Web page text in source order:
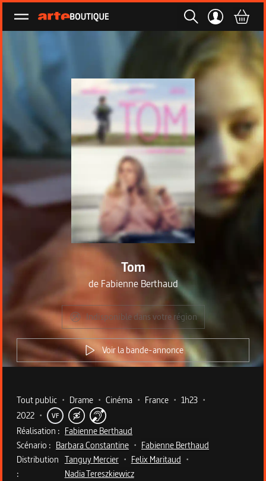
Ouvrir le menu
Tom
de Fabienne Berthaud
Indisponible dans votre région
Voir la bande-annonce
Metadata du programme
Tout public • Drame • Cinéma • France • 1h23 •
2022 • VF
Réalisation : Fabienne Berthaud
Scénario : Barbara Constantine • Fabienne Berthaud
Distribution
:
Tanguy Mercier • Felix Maritaud •
Nadia Tereszkiewicz